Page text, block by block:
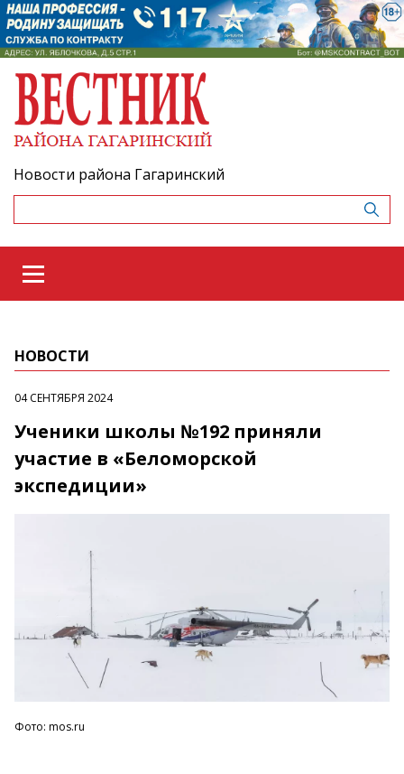
Новости района Гагаринский
НОВОСТИ
04 СЕНТЯБРЯ 2024
Ученики школы №192 приняли
участие в «Беломорской
экспедиции»
Фото: mos.ru